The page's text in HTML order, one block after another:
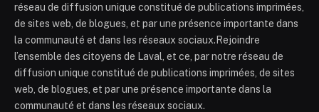
réseau de diffusion unique constitué de publications imprimées,
de sites web, de blogues, et par une présence importante dans
la communauté et dans les réseaux sociaux.Rejoindre
l’ensemble des citoyens de Laval, et ce, par notre réseau de
diffusion unique constitué de publications imprimées, de sites
web, de blogues, et par une présence importante dans la
communauté et dans les réseaux sociaux.